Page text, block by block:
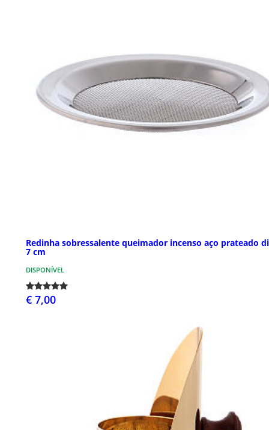
Redinha sobressalente queimador incenso aço prateado
7 cm
DISPONÍVEL
€ 7,00